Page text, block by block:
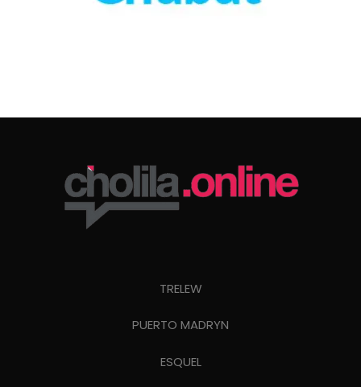
TRELEW
PUERTO MADRYN
ESQUEL